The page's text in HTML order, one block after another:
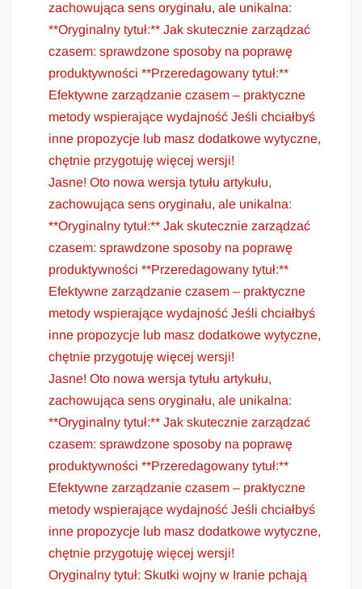
zachowująca sens oryginału, ale unikalna:
**Oryginalny tytuł:** Jak skutecznie zarządzać
czasem: sprawdzone sposoby na poprawę
produktywności **Przeredagowany tytuł:**
Efektywne zarządzanie czasem – praktyczne
metody wspierające wydajność Jeśli chciałbyś
inne propozycje lub masz dodatkowe wytyczne,
chętnie przygotuję więcej wersji!
Jasne! Oto nowa wersja tytułu artykułu,
zachowująca sens oryginału, ale unikalna:
**Oryginalny tytuł:** Jak skutecznie zarządzać
czasem: sprawdzone sposoby na poprawę
produktywności **Przeredagowany tytuł:**
Efektywne zarządzanie czasem – praktyczne
metody wspierające wydajność Jeśli chciałbyś
inne propozycje lub masz dodatkowe wytyczne,
chętnie przygotuję więcej wersji!
Jasne! Oto nowa wersja tytułu artykułu,
zachowująca sens oryginału, ale unikalna:
**Oryginalny tytuł:** Jak skutecznie zarządzać
czasem: sprawdzone sposoby na poprawę
produktywności **Przeredagowany tytuł:**
Efektywne zarządzanie czasem – praktyczne
metody wspierające wydajność Jeśli chciałbyś
inne propozycje lub masz dodatkowe wytyczne,
chętnie przygotuję więcej wersji!
Oryginalny tytuł: Skutki wojny w Iranie pchają